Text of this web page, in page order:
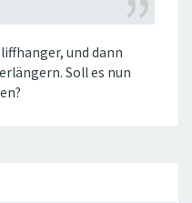
und dann
Soll es nun